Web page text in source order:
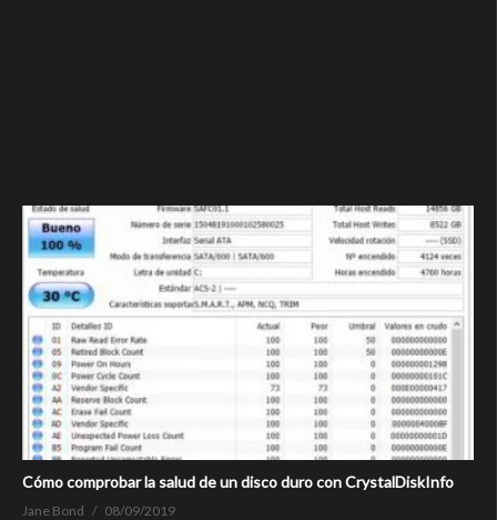
Cómo comprobar la salud de un disco duro con CrystalDiskInfo
Jane Bond 08/09/2019